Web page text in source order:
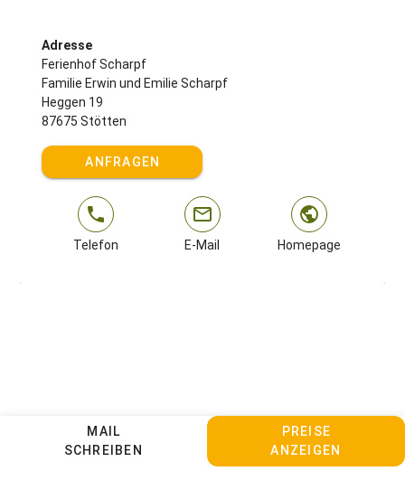
MAIL
SCHREIBEN
PREISE
ANZEIGEN
Adresse
Ferienhof Scharpf
Familie Erwin und Emilie Scharpf
Heggen 19
87675 Stötten
ANFRAGEN
Telefon E-Mail Homepage
Kontakt Sitemap Impressum
Datenschutz